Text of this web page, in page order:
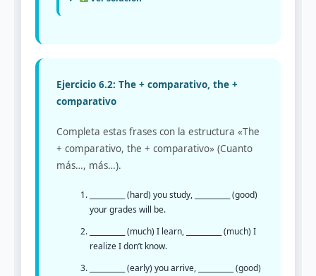
Ejercicio 6.2: The + comparativo, the +
comparativo
Completa estas frases con la estructura «The
+ comparativo, the + comparativo» (Cuanto
más…, más…).
__________ (hard) you study, __________ (good)
your grades will be.
__________ (much) I learn, __________ (much) I
realize I don’t know.
__________ (early) you arrive, __________ (good)